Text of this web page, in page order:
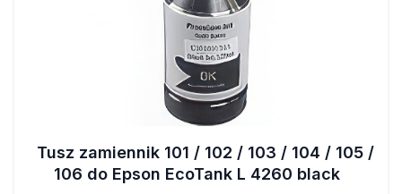
Tusz zamiennik 101 / 102 / 103 / 104 / 105 /
106 do Epson EcoTank L 4260 black